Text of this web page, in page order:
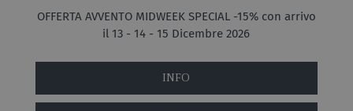
OFFERTA AVVENTO MIDWEEK SPECIAL -15% con arrivo
il 13 - 14 - 15 Dicembre 2026
INFO